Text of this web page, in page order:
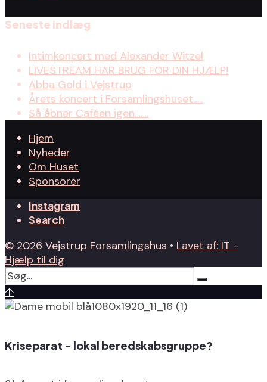
Seneste indlæg
Intimkoncert med Alexander Witzel
LIVESTREAM HAR BRUG FOR DIN HJÆLP!
Abba Gold i Vejstrup
Årets koncert i Forsamlingshuset…..
Så åbner Caféen igen…….
Hjem
Nyheder
Om Huset
Sponsorer
Instagram
Search
© 2026 Vejstrup Forsamlingshus • Lavet af: IT -
Hjælp til dig
↑
Kriseparat - lokal beredskabsgruppe?